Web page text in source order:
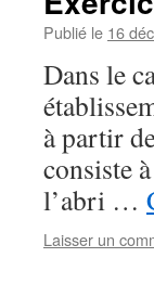
Publié le 16
Dans le
à partir
consiste
l’abri …
Laisser un